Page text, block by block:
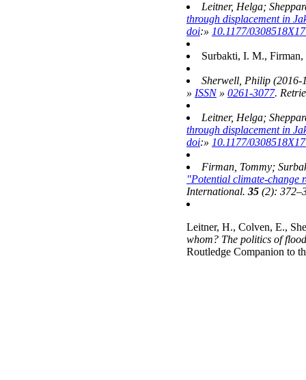
Leitner, Helga;
through displacement in
doi:» 10.1177/
Surbakti, I. M.,
Sherwell, Philip (2016-
» ISSN» 0261-3077.
Leitner, Helga;
through displacement in
doi:» 10.1177/
Firman, Tommy;
"Potential climate-change
International. 35 (2):
Leitner, H., Colven, E.,
whom? The politics of
Routledge Companion to